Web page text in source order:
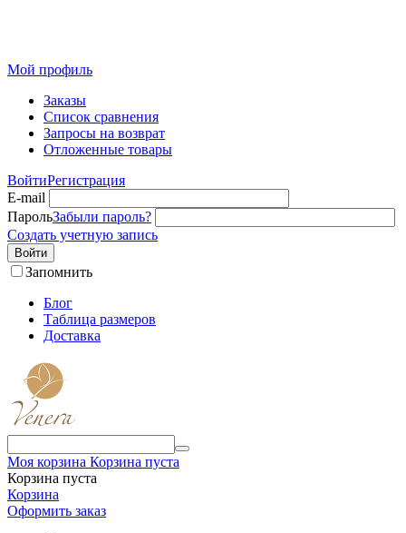
Мой профиль
Заказы
Список сравнения
Запросы на возврат
Отложенные товары
ВойтиРегистрация
E-mail
ПарольЗабыли пароль?
Создать учетную запись
Войти
Запомнить
Блог
Таблица размеров
Доставка
Моя корзина Корзина пуста
Корзина пуста
Корзина
Оформить заказ